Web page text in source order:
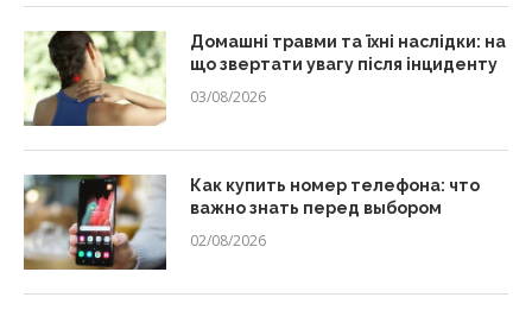
Домашні травми та їхні наслідки: на
що звертати увагу після інциденту
03/08/2026
Как купить номер телефона: что
важно знать перед выбором
02/08/2026